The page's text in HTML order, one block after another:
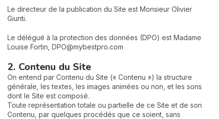
Le directeur de la publication du Site est Monsieur Olivier
Giunti.
Le délégué à la protection des données (DPO) est Madame
Louise Fortin, DPO@mybestpro.com
2. Contenu du Site
On entend par Contenu du Site (« Contenu ») la structure
générale, les textes, les images animées ou non, et les sons
dont le Site est composé.
Toute représentation totale ou partielle de ce Site et de son
Contenu, par quelques procédés que ce soient, sans